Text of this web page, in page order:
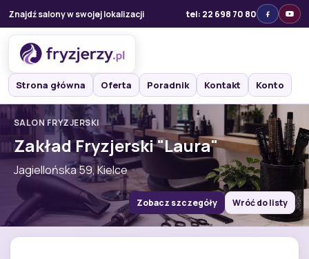
Znajdź salony w swojej lokalizacji tel: 22 698 70 80
Strona główna Oferta Poradnik Kontakt Konto
SALON FRYZJERSKI
Zakład Fryzjerski "Laura"
Jagiellońska 59, Kielce
Zobacz szczegóły Wróć do listy